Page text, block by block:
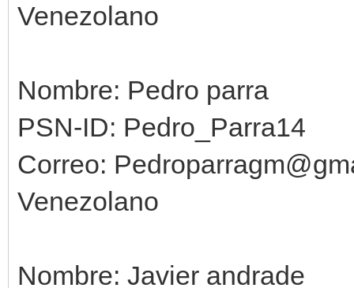
Venezolano
Nombre: Pedro parra
PSN-ID: Pedro_Parra14
Correo:
Venezolano
Nombre: Javier andrade